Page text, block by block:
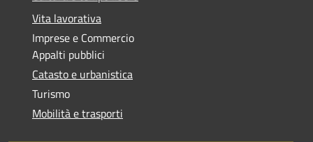
Vita lavorativa
Imprese e Commercio
Appalti pubblici
Catasto e urbanistica
Turismo
Mobilità e trasporti